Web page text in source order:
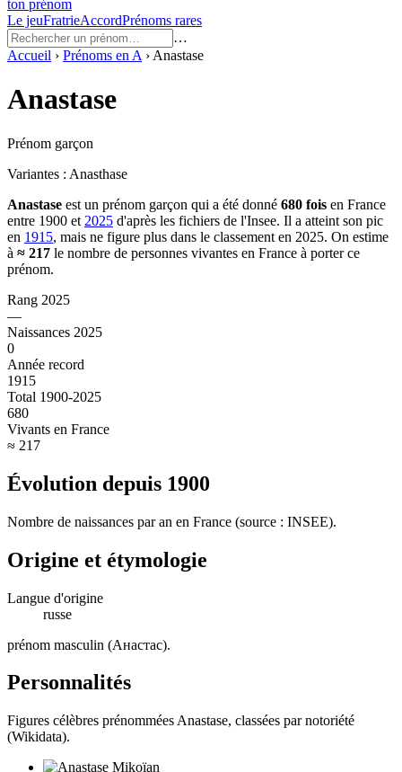
ton prénom
Le jeuFratrieAccordPrénoms rares
…
Accueil › Prénoms en A › Anastase
Anastase
Prénom garçon
Variantes : Anasthase
Anastase est un prénom garçon qui a été donné 680 fois en France
entre 1900 et 2025 d'après les fichiers de l'Insee. Il a atteint son pic
en 1915, mais ne figure plus dans le classement en 2025. On estime
à ≈ 217 le nombre de personnes vivantes en France à porter ce
prénom.
Rang 2025
—
Naissances 2025
0
Année record
1915
Total 1900-2025
680
Vivants en France
≈ 217
Évolution depuis 1900
Nombre de naissances par an en France (source : INSEE).
Origine et étymologie
Langue d'origine
russe
prénom masculin (Анастас).
Personnalités
Figures célèbres prénommées Anastase, classées par notoriété
(Wikidata).